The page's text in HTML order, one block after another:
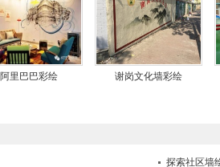
阿里巴巴彩绘 谢岗文化墙彩绘
探索社区墙